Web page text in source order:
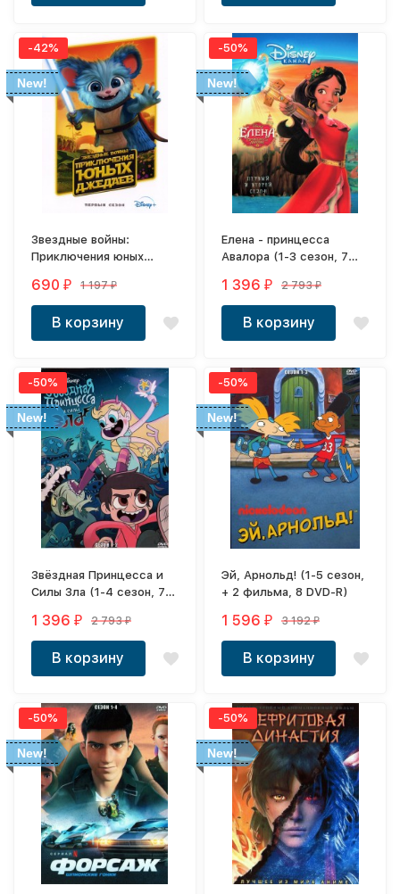
New!
-42%
Звездные войны:
Приключения юных
DVD-R)
690₽ 1 197₽
В корзину
New!
-50%
Елена - принцесса
Авалора (1-3 сезон, 7
1 396₽ 2 793₽
В корзину
New!
-50%
Звёздная Принцесса и
Силы Зла (1-4 сезон, 7
1 396₽ 2 793₽
В корзину
New!
-50%
Эй, Арнольд! (1-5 сезон,
+ 2 фильма, 8 DVD-R)
1 596₽ 3 192₽
В корзину
New!
-50%
New!
-50%